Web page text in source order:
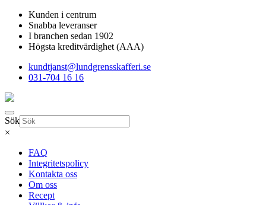
Kunden i centrum
Snabba leveranser
I branchen sedan 1902
Högsta kreditvärdighet (AAA)
kundtjanst@lundgrensskafferi.se
031-704 16 16
Sök
×
FAQ
Integritetspolicy
Kontakta oss
Om oss
Recept